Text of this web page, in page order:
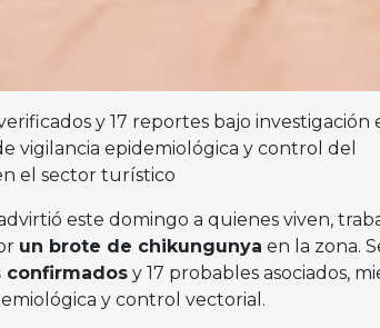
y 17 reportes bajo investigación
vigilancia epidemiológica y control del
el sector turístico
este domingo a quienes viven,
un brote de chikungunya en la zona.
confirmadosy 17 probables asociados,
y control vectorial.